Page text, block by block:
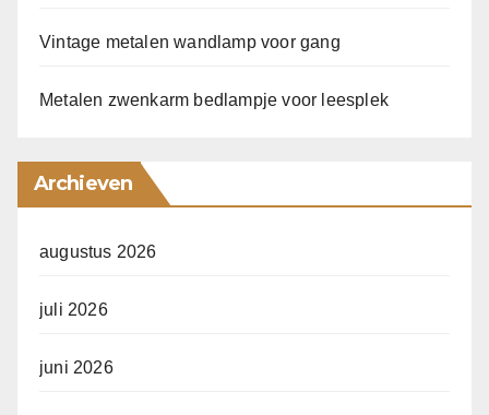
Vintage metalen wandlamp voor gang
Metalen zwenkarm bedlampje voor leesplek
Archieven
augustus 2026
juli 2026
juni 2026